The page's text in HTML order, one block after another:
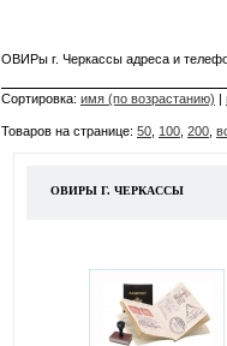
ОВИРы г. Черкассы адреса и
Сортировка: имя (по возрастанию) |
Товаров на странице: 50 100 200
ОВИРЫ Г. ЧЕРКАССЫ